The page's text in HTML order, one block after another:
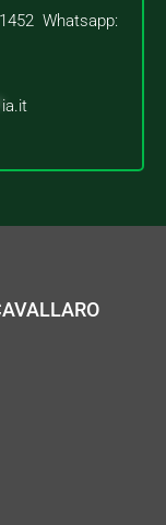
Whatsapp:
ia.it